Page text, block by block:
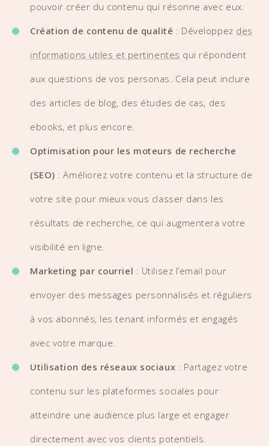
pouvoir créer du contenu qui résonne avec eux.
Création de contenu de qualité : Développez des
informations utiles et pertinentes qui répondent
aux questions de vos personas. Cela peut inclure
des articles de blog, des études de cas, des
ebooks, et plus encore.
Optimisation pour les moteurs de recherche
(SEO) : Améliorez votre contenu et la structure de
votre site pour mieux vous classer dans les
résultats de recherche, ce qui augmentera votre
visibilité en ligne.
Marketing par courriel : Utilisez l’email pour
envoyer des messages personnalisés et réguliers
à vos abonnés, les tenant informés et engagés
avec votre marque.
Utilisation des réseaux sociaux : Partagez votre
contenu sur les plateformes sociales pour
atteindre une audience plus large et engager
directement avec vos clients potentiels.